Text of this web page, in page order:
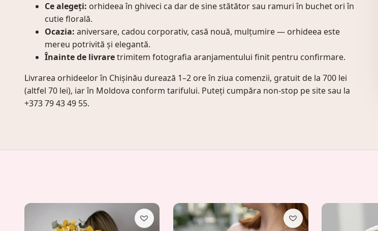
Ce alegeți: orhideea în ghiveci ca dar de sine stătător sau ramuri în buchet ori în
cutie florală.
Ocazia: aniversare, cadou corporativ, casă nouă, mulțumire — orhideea este
mereu potrivită și elegantă.
Înainte de livraretrimitem fotografia aranjamentului finit pentru confirmare.
Livrarea orhideelor în Chișinău durează 1–2 ore în ziua comenzii, gratuit de la 700 lei
(altfel 70 lei), iar în Moldova conform tarifului. Puteți cumpăra non-stop pe site sau la
+373 79 43 49 55.